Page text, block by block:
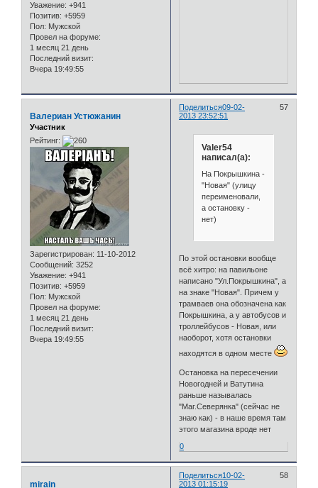
Уважение: +941
Позитив: +5959
Пол: Мужской
Провел на форуме:
1 месяц 21 день
Последний визит:
Вчера 19:49:55
Поделиться 57
09-02-
2013 23:52:51
Валериан Устюжанин
Участник
Рейтинг:
Зарегистрирован: 11-10-2012
Сообщений: 3252
Уважение: +941
Позитив: +5959
Пол: Мужской
Провел на форуме:
1 месяц 21 день
Последний визит:
Вчера 19:49:55
Valer54
написал(а):
На Покрышкина -
"Новая" (улицу
переименовали,
а остановку -
нет)
По этой остановки вообще
всё хитро: на павильоне
написано "Ул.Покрышкина", а
на знаке "Новая". Причем у
трамваев она обозначена как
Покрышкина, а у автобусов и
троллейбусов - Новая, или
наоборот, хотя остановки
находятся в одном месте
Остановка на пересечении
Новогодней и Ватутина
раньше называлась
"Маг.Северянка" (сейчас не
знаю как) - в наше время там
этого магазина вроде нет
0
Поделиться 58
10-02-
2013 01:15:19
mirain